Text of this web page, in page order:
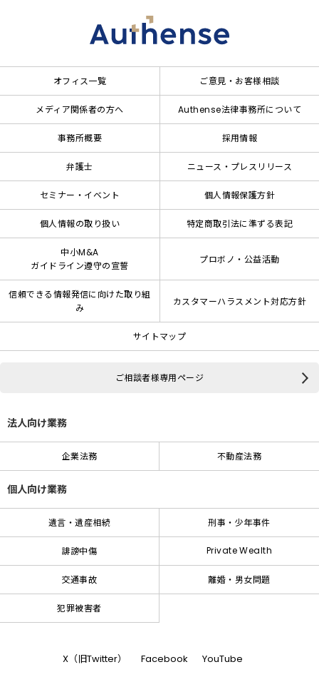
オフィス一覧 ご意見・お客様相談
メディア関係者の方へ Authense法律事務所について
事務所概要 採用情報
弁護士 ニュース・プレスリリース
セミナー・イベント 個人情報保護方針
個人情報の取り扱い 特定商取引法に準ずる表記
中小M&A
ガイドライン遵守の宣誓
プロボノ・公益活動
信頼できる情報発信に向けた取り組
み
カスタマーハラスメント対応方針
サイトマップ
ご相談者様専用ページ
法人向け業務
企業法務 不動産法務
個人向け業務
遺言・遺産相続 刑事・少年事件
誹謗中傷 Private Wealth
交通事故 離婚・男女問題
犯罪被害者
X（旧Twitter） Facebook YouTube